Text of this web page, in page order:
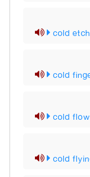
cold
cold
cold flow
cold